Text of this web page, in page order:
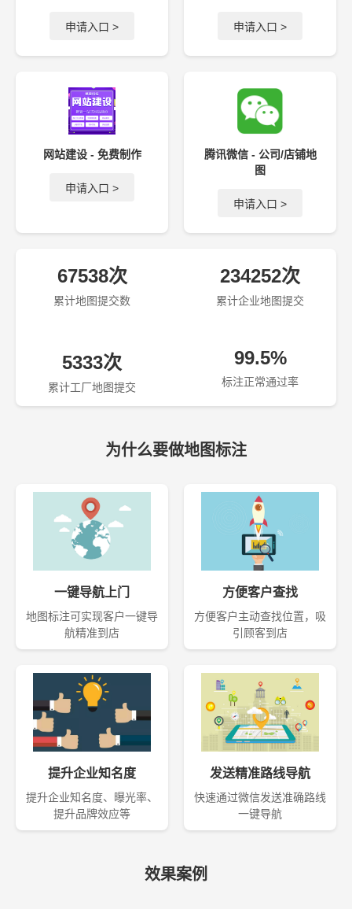
申请入口 > 申请入口 >
网站建设 - 免费制作
申请入口 >
腾讯微信 - 公司/店铺地
图
申请入口 >
67538次
累计地图提交数
234252次
累计企业地图提交
5333次
累计工厂地图提交
99.5%
标注正常通过率
为什么要做地图标注
一键导航上门
地图标注可实现客户一键导
航精准到店
方便客户查找
方便客户主动查找位置，吸
引顾客到店
提升企业知名度
提升企业知名度、曝光率、
提升品牌效应等
发送精准路线导航
快速通过微信发送准确路线
一键导航
效果案例